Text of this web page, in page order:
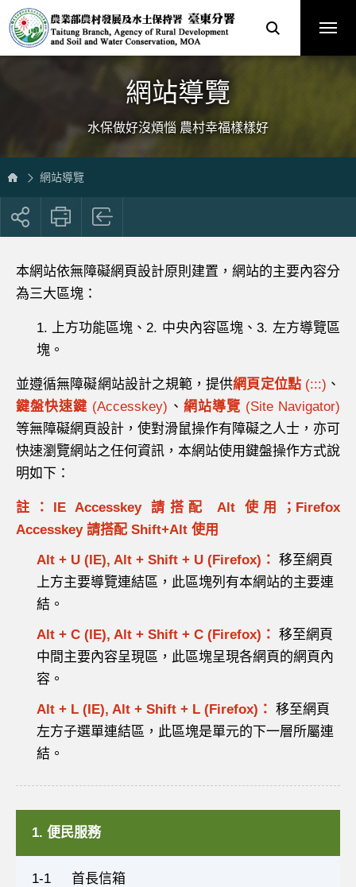
塊
及
網站導覽
水保做好沒煩惱 農村幸福樣樣好
網站導覽
社
本網站依無障礙網頁設計原則建置，網站的主要內容分
為三大區塊：
1. 上方功能區塊、2. 中央內容區塊、3. 左方導覽區
塊。
並遵循無障礙網站設計之規範，提供網頁定位點(:::) 、
鍵盤快速鍵 (Accesskey) 、 網站導覽 (Site Navigator)
等無障礙網頁設計，使對滑鼠操作有障礙之人士，亦可
快速瀏覽網站之任何資訊，本網站使用鍵盤操作方式說
明如下：
註：IE Accesskey 請搭配 Alt 使用；Firefox
Accesskey 請搭配 Shift+Alt 使用
Alt + U (IE), Alt + Shift + U (Firefox)： 移至網頁
上方主要導覽連結區，此區塊列有本網站的主要連
結。
Alt + C (IE), Alt + Shift + C (Firefox)： 移至網頁
中間主要內容呈現區，此區塊呈現各網頁的網頁內
容。
Alt + L (IE), Alt + Shift + L (Firefox)： 移至網頁
左方子選單連結區，此區塊是單元的下一層所屬連
結。
1. 便民服務
1-1
首長信箱